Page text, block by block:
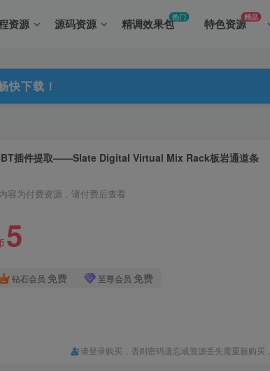
资源 源码资源 精调效果包热门 特色资源精品
快下载！
插件提取——Slate Digital Virtual Mix Rack板岩通道条
容为付费资源，请付费后查看
5
钻石会员 免费 至尊会员 免费
请登录购买，否则密码遗忘或资源丢失需重新购买
KK音频站长温馨提示
由于虚拟商品具有特殊性，本站商品一经售出不支持退款，
于提供虚拟商品资源。鉴于其特性，购买后无法退款，望您